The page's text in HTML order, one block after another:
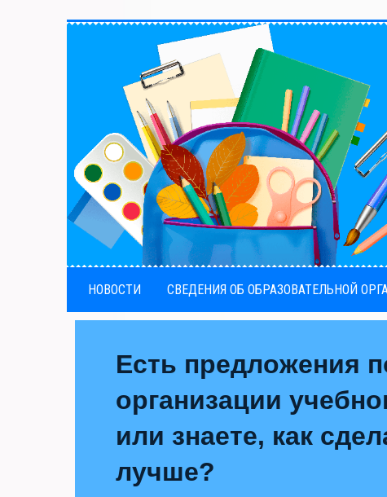
НОВОСТИ СВЕДЕНИЯ ОБ ОБРАЗОВАТЕЛЬНОЙ
Есть предложения
организации
или знаете, как
лучше?